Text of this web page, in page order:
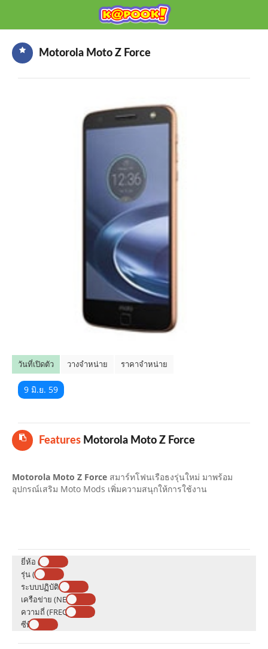
Mobile เช็กก่อนซื้อ
โปรโมชั่นจากค่ายมือถือ
TOP 10 ข่าวมือถือ
TOP 10 มือถือยอดนิยม
CLOSE
Motorola Moto Z Force
วันที่เปิดตัว วางจำหน่าย ราคาจำหน่าย
9 มิ.ย. 59
Features Motorola Moto Z Force
Motorola Moto Z Force สมาร์ทโฟนเรือธงรุ่นใหม่ มาพร้อม
อุปกรณ์เสริม Moto Mods เพิ่มความสนุกให้การใช้งาน
ยี่ห้อ (BRAND)
รุ่น (MODEL)
ระบบปฏิบัติการ (OS)
เครือข่าย (NETWORK)
ความถี่ (FREQUENCY)
ซีพียู (CPU)